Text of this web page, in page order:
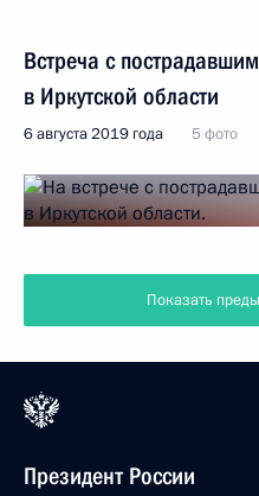
Встреча с
в Иркутской области
6 августа 2019 года 5 фото
Показать
Президент России